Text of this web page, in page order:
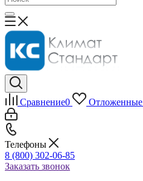
Сравнение0 Отложенные
Телефоны
8 (800) 302-06-85
Заказать звонок